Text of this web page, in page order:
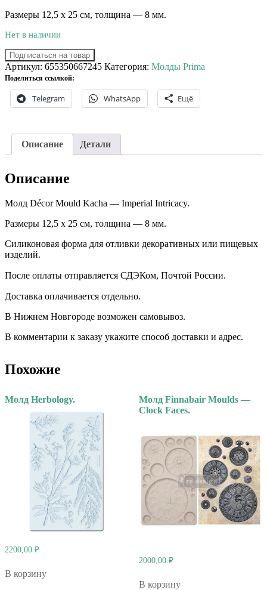
Размеры 12,5 х 25 см, толщина — 8 мм.
Нет в наличии
Подписаться на товар
Артикул: 655350667245 Категория: Молды Prima
Поделиться ссылкой:
Telegram WhatsApp Ещё
Описание Детали
Описание
Молд Décor Mould Kacha — Imperial Intricacy.
Размеры 12,5 х 25 см, толщина — 8 мм.
Силиконовая форма для отливки декоративных или пищевых
изделий.
После оплаты отправляется СДЭКом, Почтой России. ⠀
Доставка оплачивается отдельно. ⠀
В Нижнем Новгороде возможен самовывоз.
В комментарии к заказу укажите способ доставки и адрес.
Похожие
Молд Herbology.
2200,00 ₽
В корзину
Молд Finnabair Moulds —
Clock Faces.
2000,00 ₽
В корзину